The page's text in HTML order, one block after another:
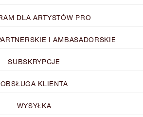
DLA ARTYSTÓW PRO
I AMBASADORSKIE
SUBSKRYPCJE
OBSŁUGA KLIENTA
WYSYŁKA